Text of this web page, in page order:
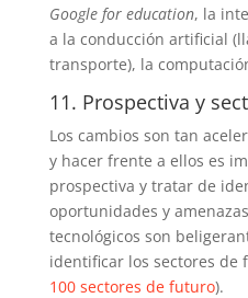
Google for education, la
a la conducción artificial
transporte), la
11. Prospectiva y
Los cambios son tan
y hacer frente a ellos es
prospectiva y tratar de
oportunidades y
tecnológicos son
identificar los sectores de
100 sectores de futuro).